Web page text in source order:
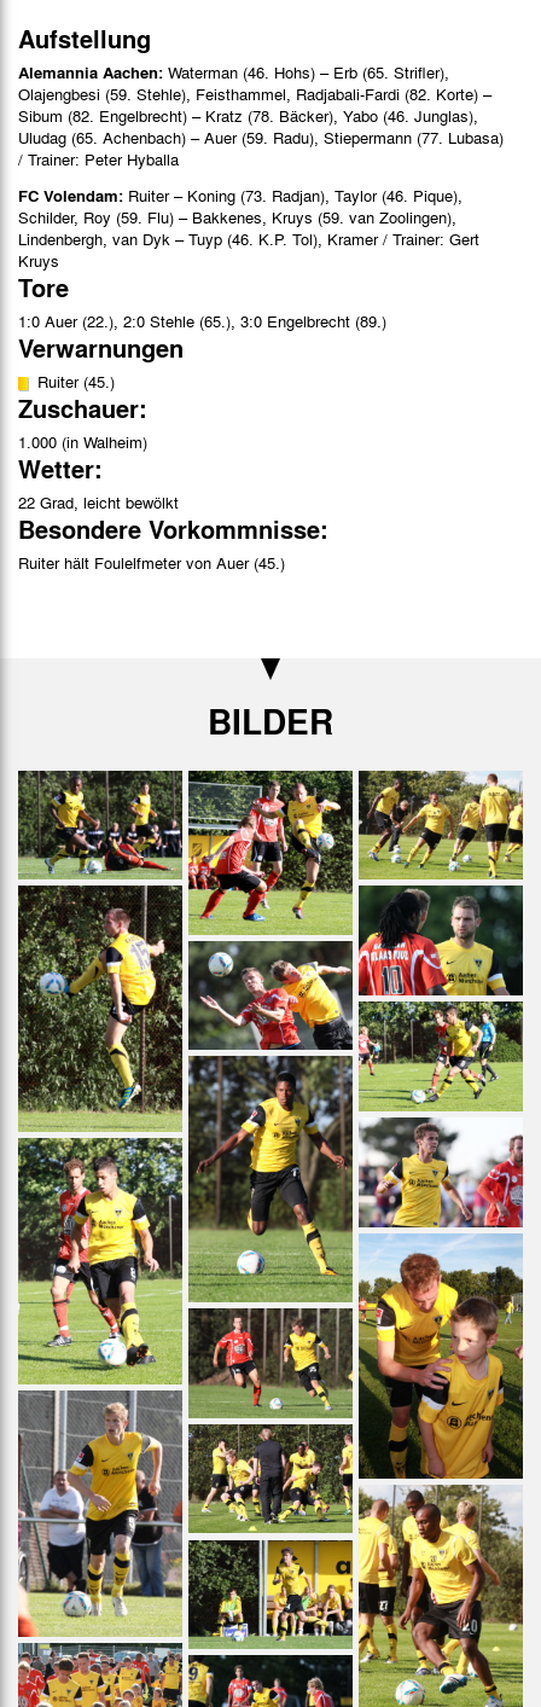
Aufstellung
Alemannia Aachen: Waterman (46. Hohs) – Erb (65. Strifler),
Olajengbesi (59. Stehle), Feisthammel, Radjabali-Fardi (82. Korte) –
Sibum (82. Engelbrecht) – Kratz (78. Bäcker), Yabo (46. Junglas),
Uludag (65. Achenbach) – Auer (59. Radu), Stiepermann (77. Lubasa)
/ Trainer: Peter Hyballa
FC Volendam: Ruiter – Koning (73. Radjan), Taylor (46. Pique),
Schilder, Roy (59. Flu) – Bakkenes, Kruys (59. van Zoolingen),
Lindenbergh, van Dyk – Tuyp (46. K.P. Tol), Kramer / Trainer: Gert
Kruys
Tore
1:0 Auer (22.), 2:0 Stehle (65.), 3:0 Engelbrecht (89.)
Verwarnungen
Ruiter (45.)
Zuschauer:
1.000 (in Walheim)
Wetter:
22 Grad, leicht bewölkt
Besondere Vorkommnisse:
Ruiter hält Foulelfmeter von Auer (45.)
BILDER